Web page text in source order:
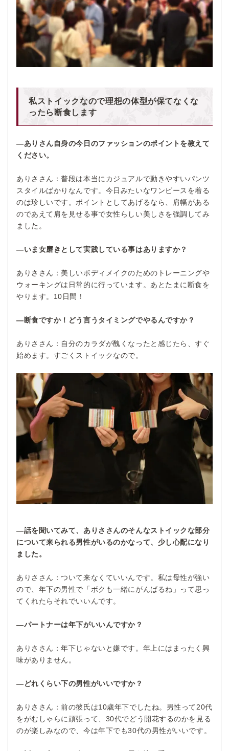
私ストイックなので理想の体型が保てなくな
ったら断食します
―ありさん自身の今日のファッションのポイントを教えて
ください。
ありささん：普段は本当にカジュアルで動きやすいパンツ
スタイルばかりなんです。今日みたいなワンピースを着る
のは珍しいです。ポイントとしてあげるなら、肩幅がある
のであえて肩を見せる事で女性らしい美しさを強調してみ
ました。
―いま女磨きとして実践している事はありますか？
ありささん：美しいボディメイクのためのトレーニングや
ウォーキングは日常的に行っています。あとたまに断食を
やります。10日間！
―断食ですか！どう言うタイミングでやるんですか？
ありささん：自分のカラダが醜くなったと感じたら、すぐ
始めます。すごくストイックなので。
―話を聞いてみて、ありささんのそんなストイックな部分
について来られる男性がいるのかなって、少し心配になり
ました。
ありささん：ついて来なくていいんです。私は母性が強い
ので、年下の男性で「ボクも一緒にがんばるね」って思っ
てくれたらそれでいいんです。
―パートナーは年下がいいんですか？
ありささん：年下じゃないと嫌です。年上にはまったく興
味がありません。
―どれくらい下の男性がいいですか？
ありささん：前の彼氏は10歳年下でしたね。男性って20代
をがむしゃらに頑張って、30代でどう開花するのかを見る
のが楽しみなので、今は年下でも30代の男性がいいです。